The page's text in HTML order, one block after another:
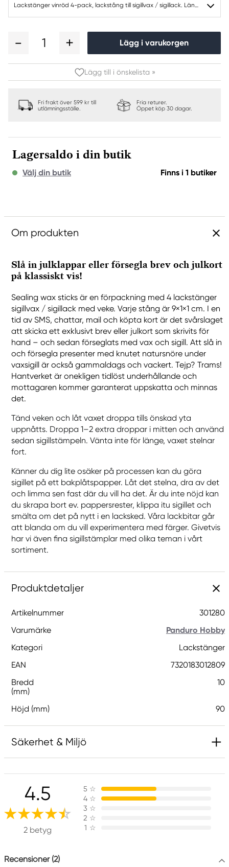
Lackstänger vinröd 4-pack, lackstång till sigillvax / sigillack. Längd 9 cm
1 Lägg i varukorgen
Lägg till i önskelista »
Fri frakt över 599 kr till
utlämningsställe.
Fria returer.
Öppet köp 30 dagar.
Lagersaldo i din butik
Välj din butik Finns i 1 butiker
Om produkten
Slå in julklappar eller försegla brev och julkort
på klassiskt vis!
Sealing wax sticks är en förpackning med 4 lackstänger
sigillvax / sigillack med veke. Varje stång är 9×1×1 cm. I en
tid av SMS, chattar, mail och köpta kort är det svårslaget
att skicka ett exklusivt brev eller julkort som skrivits för
hand – och sedan förseglats med vax och sigill. Att slå in
och försegla presenter med knutet natursnöre under
vaxsigill är också gammaldags och vackert. Tejp? Trams!
Hantverket är onekligen tidlöst underhållande och
mottagaren kommer garanterat uppskatta och minnas
det.
Tänd veken och låt vaxet droppa tills önskad yta
uppnåtts. Droppa 1–2 extra droppar i mitten och använd
sedan sigillstämpeln. Vänta inte för länge, vaxet stelnar
fort.
Känner du dig lite osäker på processen kan du göra
sigillet på ett bakplåtspapper. Låt det stelna, dra av det
och limma sen fast där du vill ha det. Är du inte nöjd kan
du skrapa bort ev. pappersrester, klippa itu sigillet och
smälta om det på nytt i en lacksked. Våra lackbitar går
att blanda om du vill experimentera med färger. Givetvis
har vi även fina sigillstämplar med olika teman i vårt
sortiment.
Produktdetaljer
Artikelnummer
301280
Varumärke
Panduro Hobby
Kategori
Lackstänger
EAN
7320183012809
Bredd
(mm)
10
Höjd (mm) 90
Säkerhet & Miljö
Ansvarig EU
Panduro Hobby
Panduro
205 14 Malmö, Sweden
www.panduro.com
4.5
2 betyg
5 ☆
4 ☆
3 ☆
2 ☆
1 ☆
Recensioner (2)